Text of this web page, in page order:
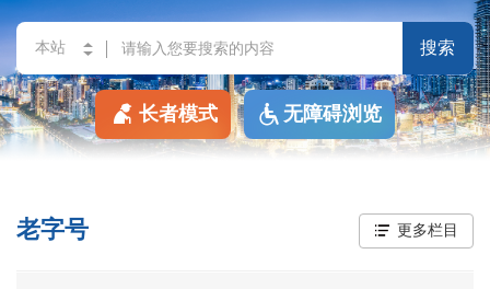
搜索
长者模式 无障碍浏览
老字号 更多栏目